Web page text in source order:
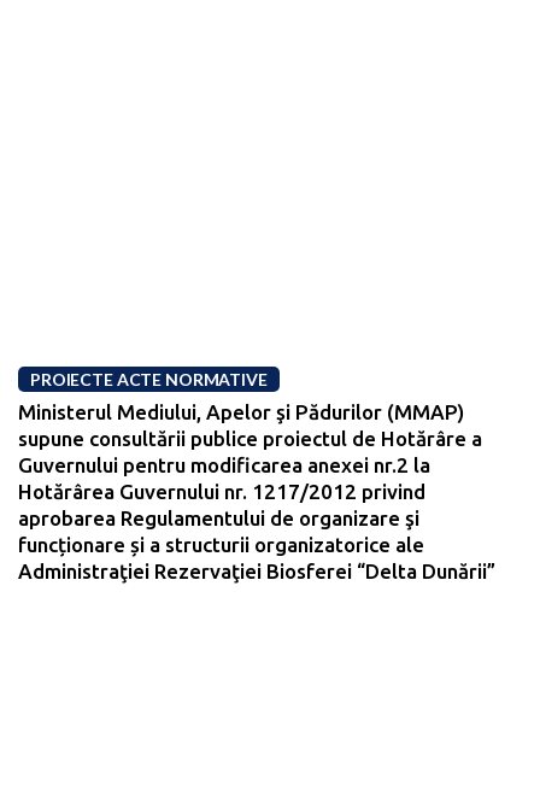
PROIECTE ACTE NORMATIVE
Ministerul Mediului, Apelor şi Pădurilor (MMAP)
supune consultării publice proiectul de Hotărâre a
Guvernului pentru modificarea anexei nr.2 la
Hotărârea Guvernului nr. 1217/2012 privind
aprobarea Regulamentului de organizare şi
funcționare și a structurii organizatorice ale
Administraţiei Rezervaţiei Biosferei “Delta Dunării”